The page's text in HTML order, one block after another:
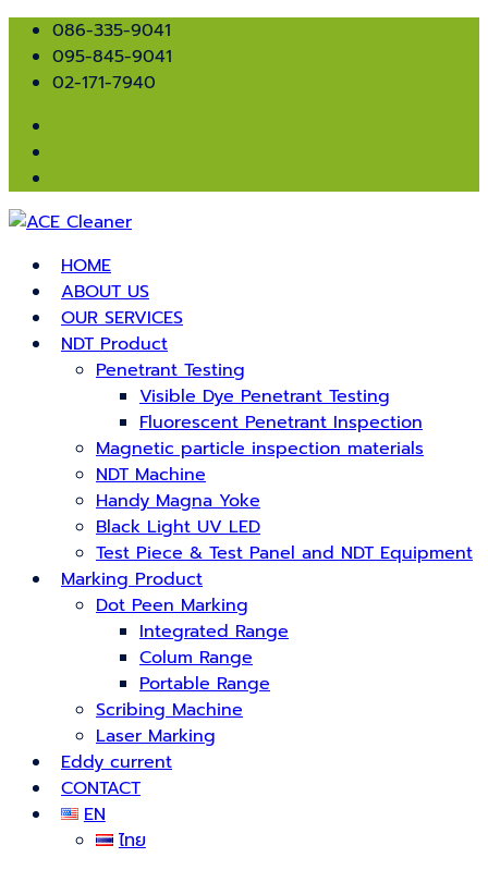
086-335-9041
095-845-9041
02-171-7940
HOME
ABOUT US
OUR SERVICES
NDT Product
Penetrant Testing
Visible Dye Penetrant Testing
Fluorescent Penetrant Inspection
Magnetic particle inspection materials
NDT Machine
Handy Magna Yoke
Black Light UV LED
Test Piece & Test Panel and NDT Equipment
Marking Product
Dot Peen Marking
Integrated Range
Colum Range
Portable Range
Scribing Machine
Laser Marking
Eddy current
CONTACT
EN
ไทย